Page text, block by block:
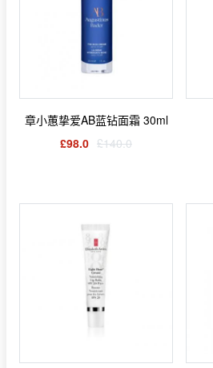
章小蕙挚爱AB蓝钻面霜 30ml
£98.0 £140.0